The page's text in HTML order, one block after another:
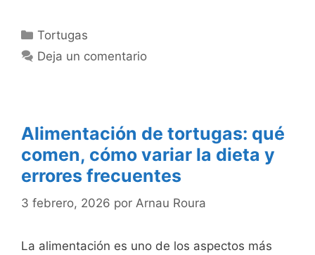
Categorías
Tortugas
Deja un comentario
Alimentación de tortugas: qué
comen, cómo variar la dieta y
errores frecuentes
3 febrero, 2026 por Arnau Roura
La alimentación es uno de los aspectos más